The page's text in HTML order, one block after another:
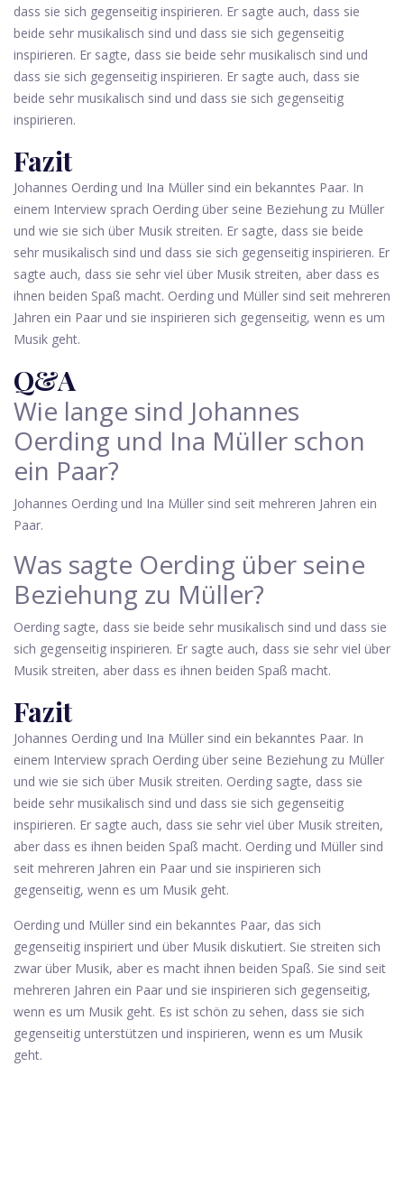
dass sie sich gegenseitig inspirieren. Er sagte auch, dass sie
beide sehr musikalisch sind und dass sie sich gegenseitig
inspirieren. Er sagte, dass sie beide sehr musikalisch sind und
dass sie sich gegenseitig inspirieren. Er sagte auch, dass sie
beide sehr musikalisch sind und dass sie sich gegenseitig
inspirieren.
Fazit
Johannes Oerding und Ina Müller sind ein bekanntes Paar. In
einem Interview sprach Oerding über seine Beziehung zu Müller
und wie sie sich über Musik streiten. Er sagte, dass sie beide
sehr musikalisch sind und dass sie sich gegenseitig inspirieren. Er
sagte auch, dass sie sehr viel über Musik streiten, aber dass es
ihnen beiden Spaß macht. Oerding und Müller sind seit mehreren
Jahren ein Paar und sie inspirieren sich gegenseitig, wenn es um
Musik geht.
Q&A
Wie lange sind Johannes
Oerding und Ina Müller schon
ein Paar?
Johannes Oerding und Ina Müller sind seit mehreren Jahren ein
Paar.
Was sagte Oerding über seine
Beziehung zu Müller?
Oerding sagte, dass sie beide sehr musikalisch sind und dass sie
sich gegenseitig inspirieren. Er sagte auch, dass sie sehr viel über
Musik streiten, aber dass es ihnen beiden Spaß macht.
Fazit
Johannes Oerding und Ina Müller sind ein bekanntes Paar. In
einem Interview sprach Oerding über seine Beziehung zu Müller
und wie sie sich über Musik streiten. Oerding sagte, dass sie
beide sehr musikalisch sind und dass sie sich gegenseitig
inspirieren. Er sagte auch, dass sie sehr viel über Musik streiten,
aber dass es ihnen beiden Spaß macht. Oerding und Müller sind
seit mehreren Jahren ein Paar und sie inspirieren sich
gegenseitig, wenn es um Musik geht.
Oerding und Müller sind ein bekanntes Paar, das sich
gegenseitig inspiriert und über Musik diskutiert. Sie streiten sich
zwar über Musik, aber es macht ihnen beiden Spaß. Sie sind seit
mehreren Jahren ein Paar und sie inspirieren sich gegenseitig,
wenn es um Musik geht. Es ist schön zu sehen, dass sie sich
gegenseitig unterstützen und inspirieren, wenn es um Musik
geht.